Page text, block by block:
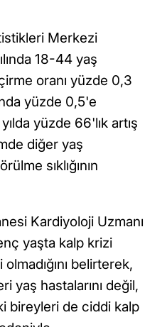
Merkezi
18-44 yaş
oranı yüzde 0,3
yüzde 0,5'e
yüzde 66'lık artış
diğer yaş
sıklığının
Kardiyoloji Uzmanı
yaşta kalp krizi
olmadığını belirterek,
yaş hastalarını değil,
bireyleri de ciddi kalp